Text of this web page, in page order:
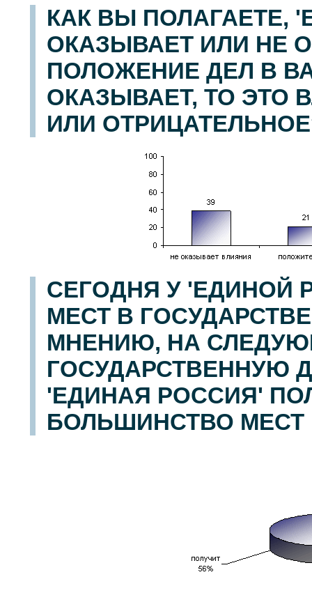
КАК ВЫ ПОЛАГАЕТЕ,
ОКАЗЫВАЕТ ИЛИ НЕ
ПОЛОЖЕНИЕ ДЕЛ В
ОКАЗЫВАЕТ, ТО ЭТО
ИЛИ
СЕГОДНЯ У 'ЕДИНОЙ
МЕСТ В
МНЕНИЮ, НА
ГОСУДАРСТВЕННУЮ
'ЕДИНАЯ РОССИЯ'
БОЛЬШИНСТВО МЕСТ